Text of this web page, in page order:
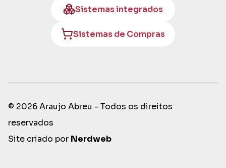
Sistemas integrados
Sistemas de Compras
© 2026 Araujo Abreu - Todos os direitos
reservados
Site criado por Nerdweb